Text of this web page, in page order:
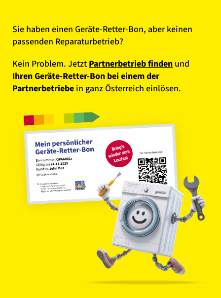
Sie haben einen Geräte-Retter-Bon, aber keinen
passenden Reparaturbetrieb?
Kein Problem. JetztPartnerbetrieb finden und
Ihren Geräte-Retter-Bon bei einem der
Partnerbetriebe in ganz Österreich einlösen.